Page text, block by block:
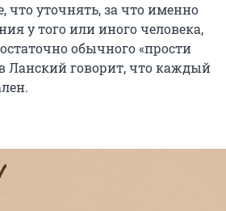
что уточнять, за что именно
у того или иного человека,
обычного «прости
Ланский говорит, что каждый